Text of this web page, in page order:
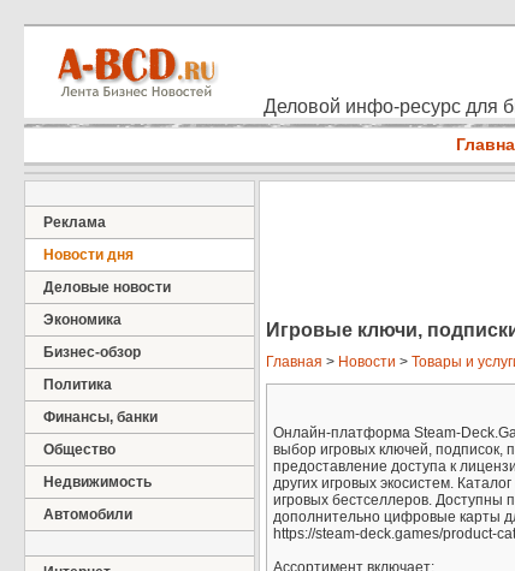
Деловой инфо-ресурс для
Реклама
Новости дня
Деловые новости
Экономика
Бизнес-обзор
Политика
Финансы, банки
Общество
Недвижимость
Автомобили
Игровые ключи,
Главная > Новости > Товары и
Онлайн-платформа Steam-
выбор игровых ключей, подписок,
предоставление доступа к
других игровых экосистем.
игровых бестселлеров. Доступны
дополнительно цифровые карты
https://steam-deck.games/product-